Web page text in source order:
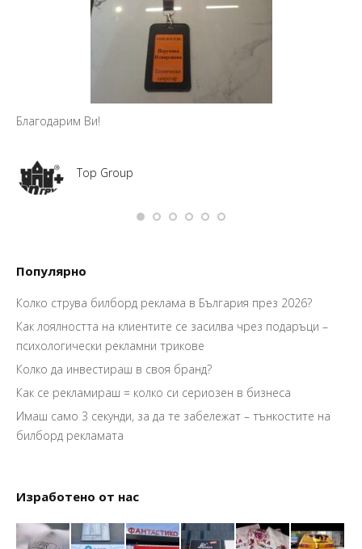
Благодарим Ви!
Top Group
Популярно
Колко струва билборд реклама в България през 2026?
Как лоялността на клиентите се засилва чрез подаръци –
психологически рекламни трикове
Колко да инвестираш в своя бранд?
Как се рекламираш = колко си сериозен в бизнеса
Имаш само 3 секунди, за да те забележат – тънкостите на
билборд рекламата
Изработено от нас